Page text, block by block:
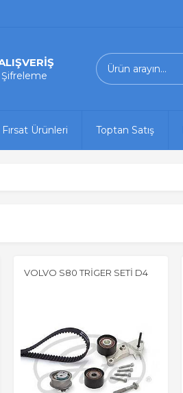
Şifreleme
Fırsat Ürünleri Toptan Satış
VOLVO S80 TRİGER SETİ D4